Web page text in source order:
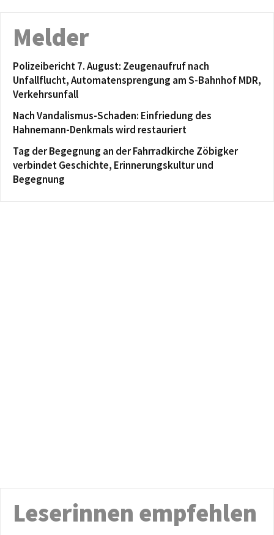
Melder
Polizeibericht 7. August: Zeugenaufruf nach
Unfallflucht, Automatensprengung am S-Bahnhof MDR,
Verkehrsunfall
Nach Vandalismus-Schaden: Einfriedung des
Hahnemann-Denkmals wird restauriert
Tag der Begegnung an der Fahrradkirche Zöbigker
verbindet Geschichte, Erinnerungskultur und
Begegnung
Leserinnen empfehlen